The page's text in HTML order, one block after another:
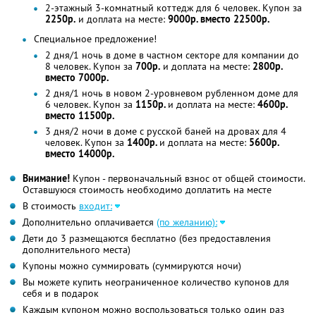
2-этажный 3-комнатный коттедж для 6 человек. Купон за
2250р. и доплата на месте: 9000р. вместо 22500р.
Специальное предложение!
2 дня/1 ночь в доме в частном секторе для компании до
8 человек. Купон за 700р. и доплата на месте: 2800р.
вместо 7000р.
2 дня/1 ночь в новом 2-уровневом рубленном доме для
6 человек. Купон за 1150р. и доплата на месте: 4600р.
вместо 11500р.
3 дня/2 ночи в доме с русской баней на дровах для 4
человек. Купон за 1400р. и доплата на месте: 5600р.
вместо 14000р.
Внимание! Купон - первоначальный взнос от общей стоимости.
Оставшуюся стоимость необходимо доплатить на месте
В стоимость входит:
Дополнительно оплачивается (по желанию):
Дети до 3 размещаются бесплатно (без предоставления
дополнительного места)
Купоны можно суммировать (суммируются ночи)
Вы можете купить неограниченное количество купонов для
себя и в подарок
Каждым купоном можно воспользоваться только один раз